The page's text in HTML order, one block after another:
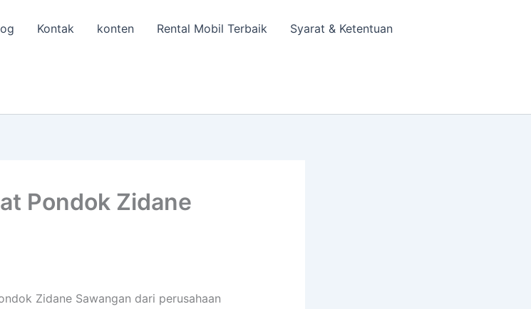
Kontak konten Rental Mobil Terbaik Syarat & Ketentuan
Pondok Zidane
Zidane Sawangan dari perusahaan